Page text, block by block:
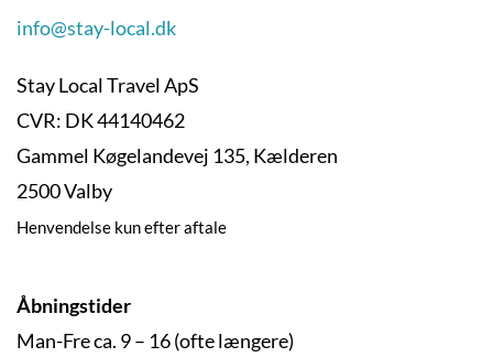
info@stay-local.dk
Stay Local Travel ApS
CVR: DK 44140462
Gammel Køgelandevej 135, Kælderen
2500 Valby
Henvendelse kun efter aftale
Åbningstider
Man-Fre ca. 9 – 16 (ofte længere)